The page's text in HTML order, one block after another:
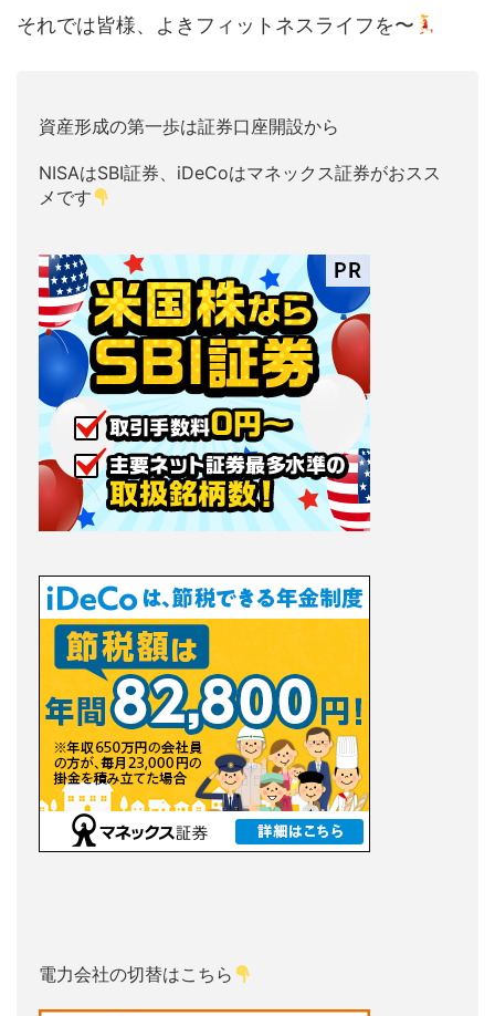
それでは皆様、よきフィットネスライフを〜
資産形成の第一歩は証券口座開設から
NISAはSBI証券、iDeCoはマネックス証券がおスス
メです
電力会社の切替はこちら